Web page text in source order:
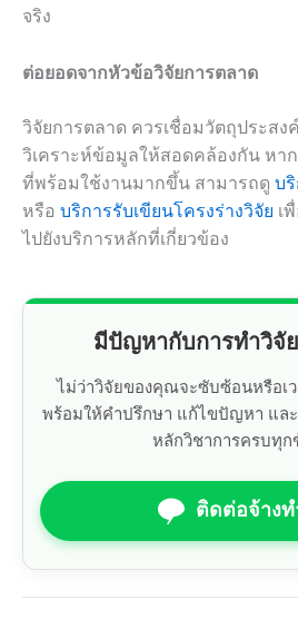
จริง
ต่อยอดจากหัวข้อวิจัยการตลาด
วิจัยการตลาด ควรเชื่อมวัตถุประสง
วิเคราะห์ข้อมูลให้สอดคล้องกัน หา
ที่พร้อมใช้งานมากขึ้น สามารถดู บ
หรือ บริการรับเขียนโครงร่างวิจัย เ
ไปยังบริการหลักที่เกี่ยวข้อง
มีปัญหากับการทำวิจั
ไม่ว่าวิจัยของคุณจะซับซ้อนหรือเว
พร้อมให้คำปรึกษา แก้ไขปัญหา แล
หลักวิชาการครบทุ
ติดต่อจ้างท